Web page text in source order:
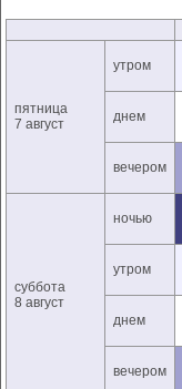
пятница
7 август
утром
днем
вечером
суббота
8 август
ночью
утром
днем
вечером